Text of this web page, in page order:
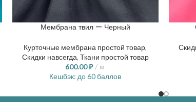
Мембрана твил — Черный
Курточные мембрана простой товар,
Скидки навсегда, Ткани простой товар
600.00₽
м
Кешбэк: до 60 баллов